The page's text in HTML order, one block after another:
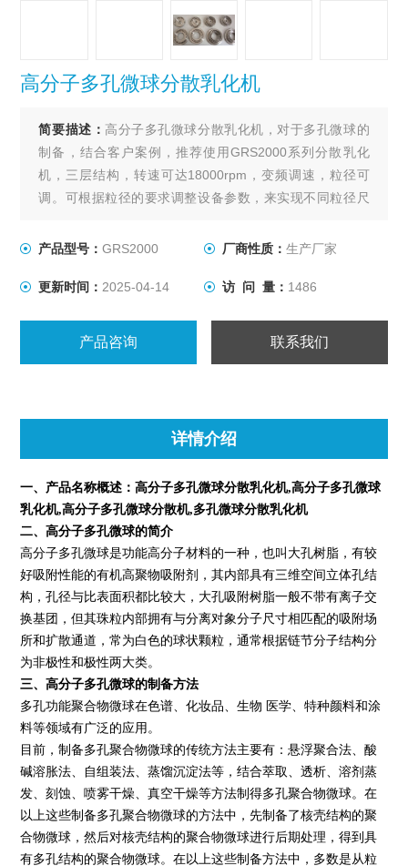
高分子多孔微球分散乳化机
简要描述： 高分子多孔微球分散乳化机，对于多孔微球的
制备，结合客户案例，推荐使用GRS2000系列分散乳化
机，三层结构，转速可达18000rpm，变频调速，粒径可
调。可根据粒径的要求调整设备参数，来实现不同粒径尺
产品型号：GRS2000 厂商性质： 生产厂家
更新时间： 2025-04-14 访 问 量： 1486
产品咨询 联系我们
详情介绍
一、产品名称概述：高分子多孔微球分散乳化机,高分子多孔微球
乳化机,高分子多孔微球分散机,多孔微球分散乳化机
二、高分子多孔微球的简介
高分子多孔微球是功能高分子材料的一种，也叫大孔树脂，有较
好吸附性能的有机高聚物吸附剂，其内部具有三维空间立体孔结
构，孔径与比表面积都比较大，大孔吸附树脂一般不带有离子交
换基团，但其珠粒内部拥有与分离对象分子尺寸相匹配的吸附场
所和扩散通道，常为白色的球状颗粒，通常根据链节分子结构分
为非极性和极性两大类。
三、高分子多孔微球的制备方法
多孔功能聚合物微球在色谱、化妆品、生物 医学、特种颜料和涂
料等领域有广泛的应用。
目前，制备多孔聚合物微球的传统方法主要有：悬浮聚合法、酸
碱溶胀法、自组装法、蒸馏沉淀法等，结合萃取、透析、溶剂蒸
发、刻蚀、喷雾干燥、真空干燥等方法制得多孔聚合物微球。在
以上这些制备多孔聚合物微球的方法中，先制备了核壳结构的聚
合物微球，然后对核壳结构的聚合物微球进行后期处理，得到具
有多孔结构的聚合物微球。在以上这些制备方法中，多数是从粒